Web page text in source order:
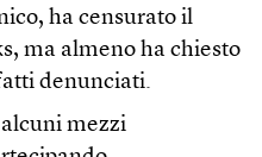
ha censurato il
ma almeno ha chiesto
denunciati.
alcuni mezzi